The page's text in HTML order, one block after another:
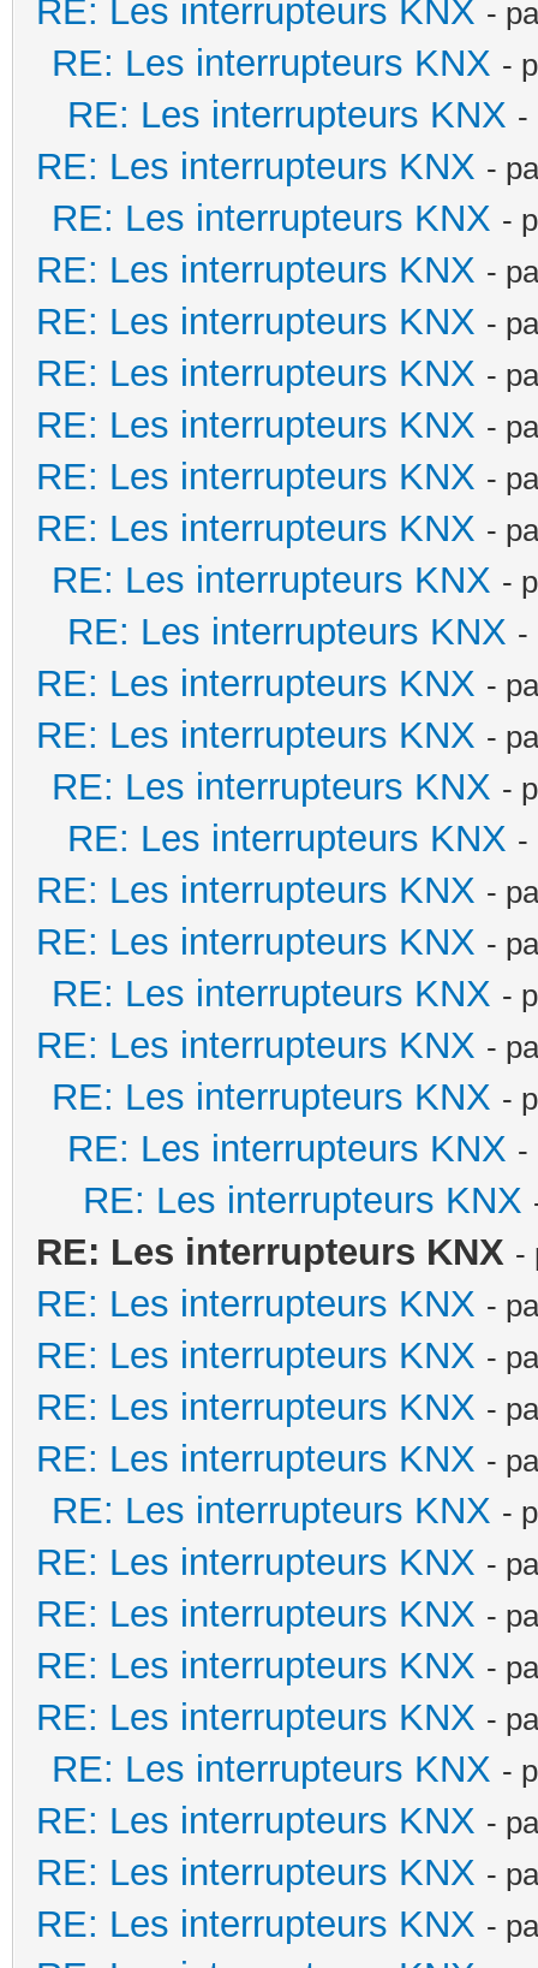
RE: Les interrupteurs KNX -
RE: Les interrupteurs KNX -
RE: Les interrupteurs KNX -
RE: Les interrupteurs KNX -
RE: Les interrupteurs KNX -
RE: Les interrupteurs KNX -
RE: Les interrupteurs KNX -
RE: Les interrupteurs KNX -
RE: Les interrupteurs KNX -
RE: Les interrupteurs KNX -
RE: Les interrupteurs KNX -
RE: Les interrupteurs KNX -
RE: Les interrupteurs KNX -
RE: Les interrupteurs KNX -
RE: Les interrupteurs KNX -
RE: Les interrupteurs KNX -
RE: Les interrupteurs KNX -
RE: Les interrupteurs KNX -
RE: Les interrupteurs KNX -
RE: Les interrupteurs KNX -
RE: Les interrupteurs KNX -
RE: Les interrupteurs KNX -
RE: Les interrupteurs KNX -
RE: Les interrupteurs KNX
RE: Les interrupteurs KNX -
RE: Les interrupteurs KNX -
RE: Les interrupteurs KNX -
RE: Les interrupteurs KNX -
RE: Les interrupteurs KNX -
RE: Les interrupteurs KNX -
RE: Les interrupteurs KNX -
RE: Les interrupteurs KNX -
RE: Les interrupteurs KNX -
RE: Les interrupteurs KNX -
RE: Les interrupteurs KNX -
RE: Les interrupteurs KNX -
RE: Les interrupteurs KNX -
RE: Les interrupteurs KNX -